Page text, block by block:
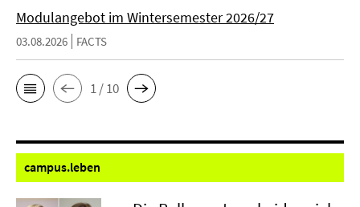
Modulangebot im Wintersemester 2026/27
03.08.2026 FACTS
1 / 10
campus.leben